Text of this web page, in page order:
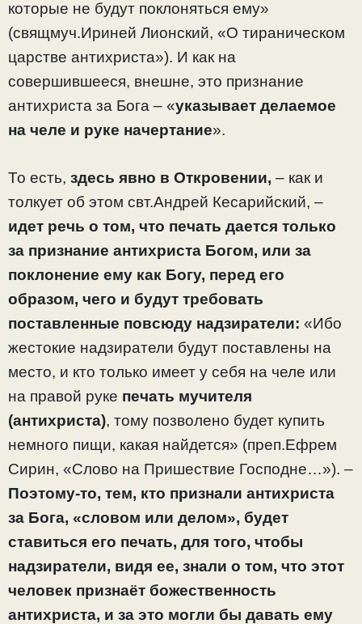
которые не будут поклоняться ему»
(свящмуч.Ириней Лионский, «О тираническом
царстве антихриста»). И как на
совершившееся, внешне, это признание
антихриста за Бога – «указывает делаемое
на челе и руке начертание».
То есть, здесь явно в Откровении, – как и
толкует об этом свт.Андрей Кесарийский, –
идет речь о том, что печать дается только
за признание антихриста Богом, или за
поклонение ему как Богу, перед его
образом, чего и будут требовать
поставленные повсюду надзиратели: «Ибо
жестокие надзиратели будут поставлены на
место, и кто только имеет у себя на челе или
на правой руке печать мучителя
(антихриста), тому позволено будет купить
немного пищи, какая найдется» (преп.Ефрем
Сирин, «Слово на Пришествие Господне…»). –
Поэтому-то, тем, кто признали антихриста
за Бога, «словом или делом», будет
ставиться его печать, для того, чтобы
надзиратели, видя ее, знали о том, что этот
человек признаёт божественность
антихриста, и за это могли бы давать ему